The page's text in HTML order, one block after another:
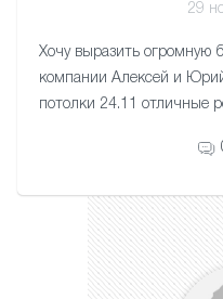
29
Хочу выразить огромную
компании Алексей и
потолки 24.11 отличные